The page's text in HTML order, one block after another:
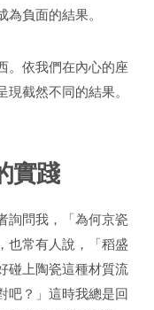
負面的結果。
。依我們在內心的座
截然不同的結果。
實踐
詢問我，「為何京瓷
也常有人說，「稻盛
碰上陶瓷這種材質流
吧？」這時我總是回